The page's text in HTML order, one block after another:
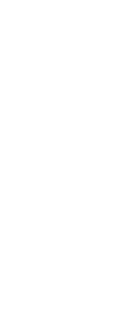
。这些功能、特性或
策的约束。您确认对
担所有风险。
交与服务有关的反馈
称“
权诺顿卫复客及其关
知识产权保护期限
诺顿卫复客认为合适
拷贝和翻译您“提交
提交的内容”有关的任
布或使用您可能提供
客可以经自行决定随
顿卫复客提供“提交的
供“提交的内容”所必
您同意：(i) 您提交的
供已知虚假、不准
谤性、诬蔑性、仇
人的内容；(iii) 您不
有权、公开权或隐私